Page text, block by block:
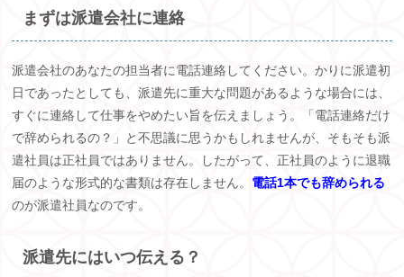
まずは派遣会社に連絡
派遣会社のあなたの担当者に電話連絡してください。かりに派遣初
日であったとしても、派遣先に重大な問題があるような場合には、
すぐに連絡して仕事をやめたい旨を伝えましょう。「電話連絡だけ
で辞められるの？」と不思議に思うかもしれませんが、そもそも派
遣社員は正社員ではありません。したがって、正社員のように退職
届のような形式的な書類は存在しません。 電話1本でも辞められる
のが派遣社員なのです。
派遣先にはいつ伝える？